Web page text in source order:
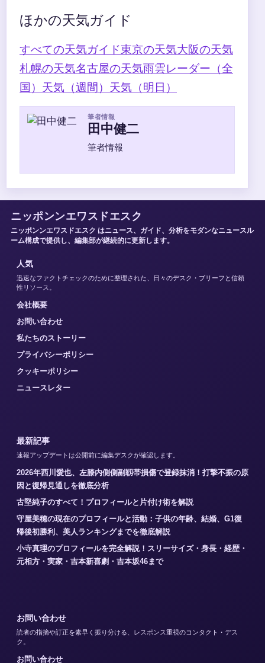
ほかの天気ガイド
すべての天気ガイド東京の天気大阪の天気
札幌の天気名古屋の天気雨雲レーダー（全
国） 天気（週間） 天気（明日）
筆者情報
田中健二
筆者情報
ニッポンンエワスドエスク
ニッポンンエワスドエスク はニュース、ガイド、分析をモダンなニュースル
ーム構成で提供し、編集部が継続的に更新します。
人気
迅速なファクトチェックのために整理された、日々のデスク・ブリーフと信頼
性リソース。
会社概要
お問い合わせ
私たちのストーリー
プライバシーポリシー
クッキーポリシー
ニュースレター
最新記事
速報アップデートは公開前に編集デスクが確認します。
2026年西川愛也、左膝内側側副靱帯損傷で登録抹消！打撃不振の原
因と復帰見通しを徹底分析
古堅純子のすべて！プロフィールと片付け術を解説
守屋美穂の現在のプロフィールと活動：子供の年齢、結婚、G1復
帰後初勝利、美人ランキングまでを徹底解説
小寺真理のプロフィールを完全解説！スリーサイズ・身長・経歴・
元相方・実家・吉本新喜劇・吉本坂46まで
お問い合わせ
読者の指摘や訂正を素早く振り分ける、レスポンス重視のコンタクト・デス
ク。
お問い合わせ